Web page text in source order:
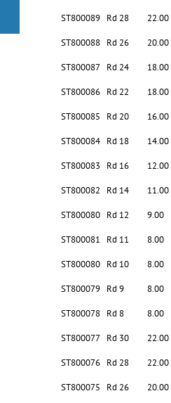
ST800089 Rd 28 22.00
ST800088 Rd 26 20.00
ST800087 Rd 24 18.00
ST800086 Rd 22 18.00
ST800085 Rd 20 16.00
ST800084 Rd 18 14.00
ST800083 Rd 16 12.00
ST800082 Rd 14 11.00
ST800080 Rd 12 9.00
ST800081 Rd 11 8.00
ST800080 Rd 10 8.00
ST800079 Rd 9 8.00
ST800078 Rd 8 8.00
ST800077 Rd 30 22.00
ST800076 Rd 28 22.00
ST800075 Rd 26 20.00